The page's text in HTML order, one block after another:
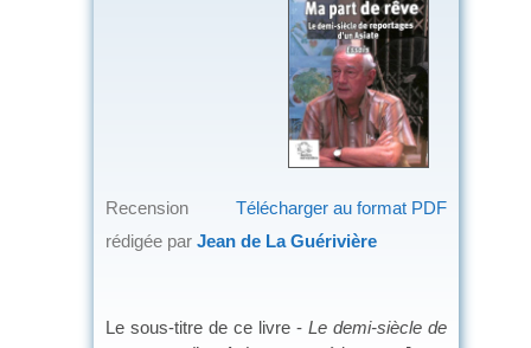
Télécharger au format PDF
Recension
rédigée par Jean de La Guérivière
Le sous-titre de ce livre - Le demi-siècle de